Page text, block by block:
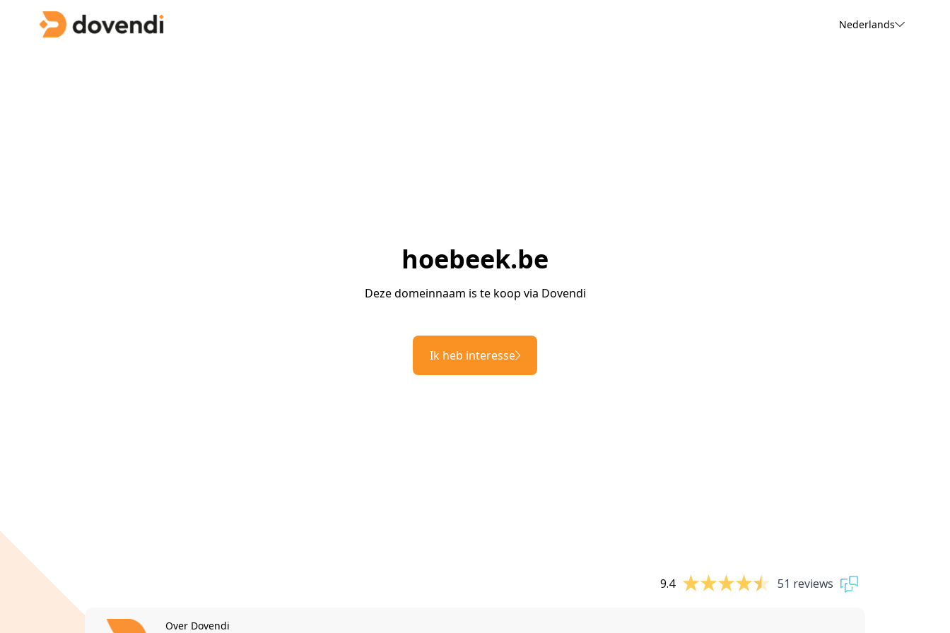
Nederlands
hoebeek.be
Deze domeinnaam is te koop via Dovendi
Ik heb interesse
9.4 51 reviews
Over Dovendi